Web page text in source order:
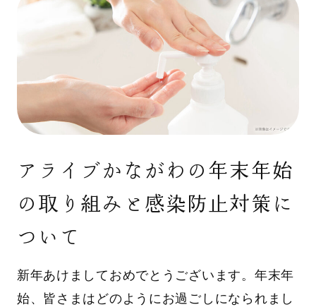
アライブかながわの年末年始
の取り組みと感染防止対策に
ついて
新年あけましておめでとうございます。年末年
始、皆さまはどのようにお過ごしになられまし